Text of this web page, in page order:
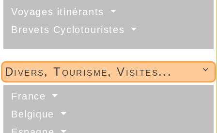
Voyages itinérants
Brevets Cyclotouristes

Divers, Tourisme, Visites...
France
Belgique